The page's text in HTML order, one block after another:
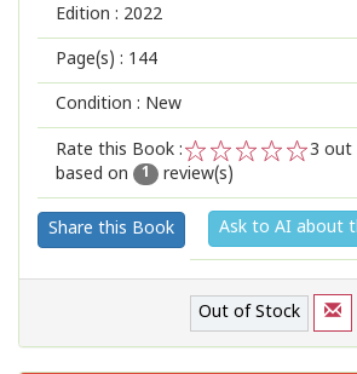
Edition : 2022
Page(s) : 144
Condition : New
Rate this Book :
2
1
3 out
based on
1 review(s)
Share this Book Ask to AI about
Out of Stock